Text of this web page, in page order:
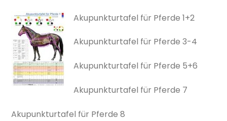
Akupunkturtafel für Pferde 1+2
Akupunkturtafel für Pferde 3-4
Akupunkturtafel für Pferde 5+6
Akupunkturtafel für Pferde 7
Akupunkturtafel für Pferde 8